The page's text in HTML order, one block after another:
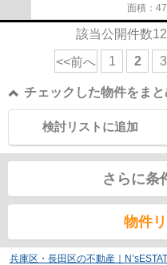
面積：
該当公開件数
<<前へ 1 2 3
チェックした物件をまと
検討リストに追加
さらに条
物件
兵庫区・長田区の不動産｜